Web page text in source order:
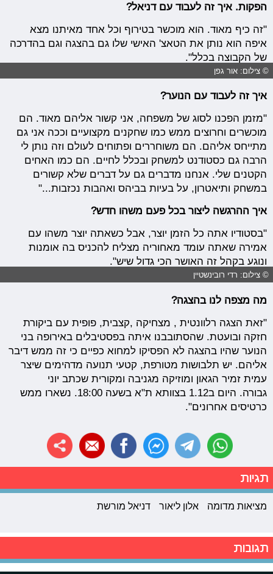
הפקות. איך זה לעבוד עם דניאל?
"זה כיף מאוד. הוא מוכשר בטירוף וכל אחד מאיתנו מצא
איפה הוא נותן את הטאצ' האישי שלו גם בהצגה וגם בהדרכה
של הקבוצה בכלל".
© צילום: אור גפן
איך זה לעבוד עם הנוער?
"מזמן הפכנו לסוג של משפחה, אני קשור אליהם מאוד. הם
מוכשרים וחרוצים ממש כמו שחקנים מקצועיים וככה אני גם
מתייחס אליהם. הם משוחררים ופתוחים לעולם וזה נותן לי
הרבה גם כסטודנט למשחק ובכלל לחיים. הם כמו האחים
הקטנים שלי. אנחנו מדברים גם על דברים שלא קשורים
במשחק ותיאטרון, על בעיות בביהס ואהבות נכזבות..."
איך ההרגשה ליצור בכל פעם משהו חדש?
"בסטודיו אתה כל הזמן יוצר, אבל כשאתה יוצר משהו עם
אמירה שאתה עומד מאחוריה מצליח להכניס בה אומנות
ונוגע בקהל זה האושר הכי גדול שיש".
© צילום: רדי רובינשטיין
מה מצפה לנו בהצגה?
"זאת הצגה רלוונטית , מצחיקה ,קצבית, פופית עם ביקורת
חזקה ובועטת. שהסתובבנו איתה בפסטיבלים באירופה בני
הנוער שהיו בהצגה לא הפסיקו למחוא כפיים כי זה ממש דיבר
אליהם. יש תלבושות מטורפת, קטעי תנועה מדהימים שיצר
עמית זמיר הגאון ומוזיקה מגניבה ומקורית שכתב יוני
גבורה. היום ב1.12 בצוותא ת"א בשעה 18:00. נשארו ממש
כרטיסים אחרונים".
תגיות
מציאות מדומה אלון ליאור דניאל מורשת
תגובות